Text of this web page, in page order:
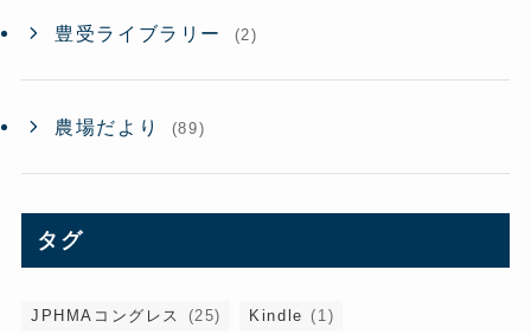
豊受ライブラリー (2)
農場だより (89)
タグ
JPHMAコングレス (25) Kindle (1)